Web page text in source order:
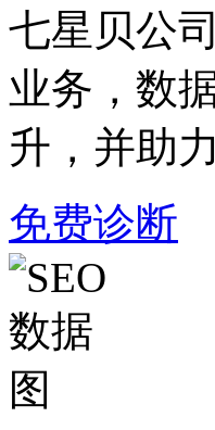
七星贝公
业务，数
升，并助
免费诊断